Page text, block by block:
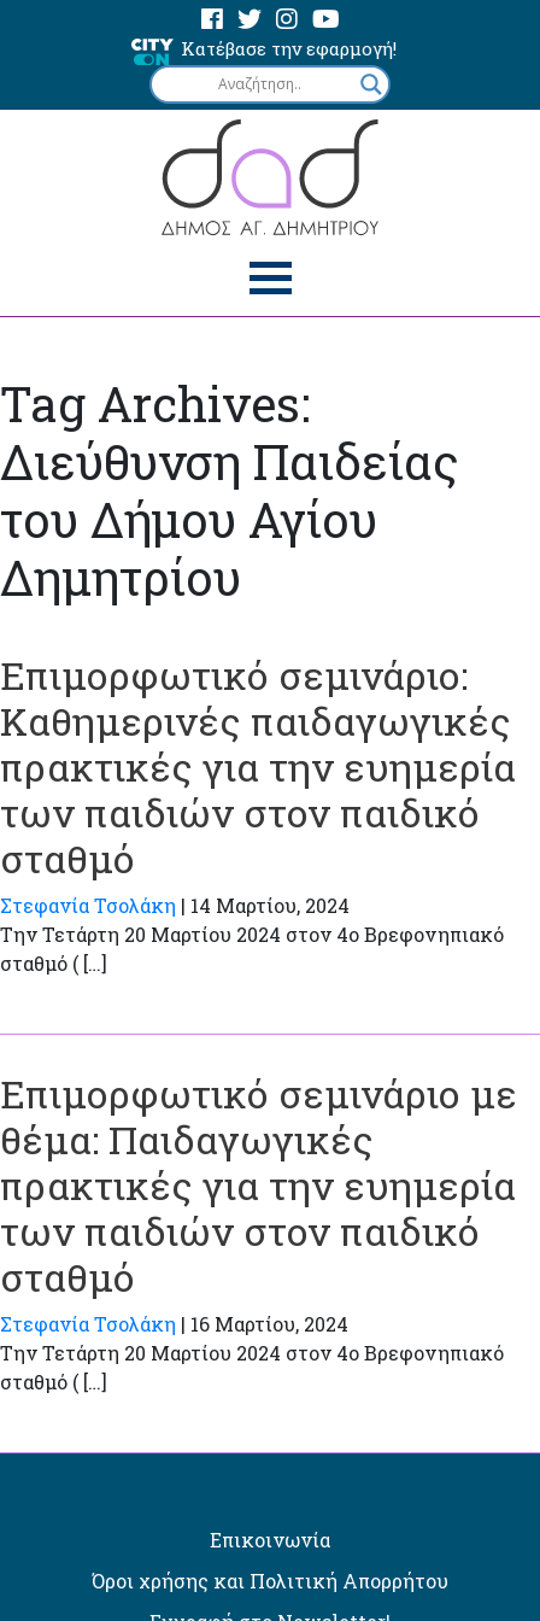
Κατέβασε την εφαρμογή!
Tag Archives:
Διεύθυνση Παιδείας
του Δήμου Αγίου
Δημητρίου
Επιμορφωτικό σεμινάριο:
Καθημερινές παιδαγωγικές
πρακτικές για την ευημερία
των παιδιών στον παιδικό
σταθμό
Στεφανία Τσολάκη | 14 Μαρτίου, 2024
Την Τετάρτη 20 Μαρτίου 2024 στον 4ο Βρεφονηπιακό
σταθμό ( […]
Επιμορφωτικό σεμινάριο με
θέμα: Παιδαγωγικές
πρακτικές για την ευημερία
των παιδιών στον παιδικό
σταθμό
Στεφανία Τσολάκη | 16 Μαρτίου, 2024
Την Τετάρτη 20 Μαρτίου 2024 στον 4ο Βρεφονηπιακό
σταθμό ( […]
Επικοινωνία
Όροι χρήσης και Πολιτική Απορρήτου